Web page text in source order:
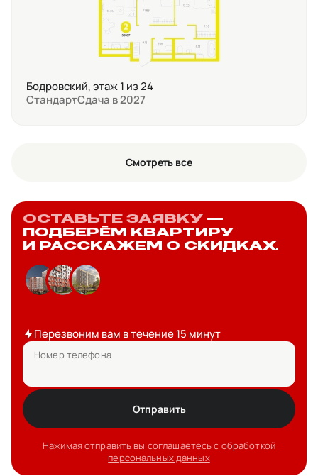
Бодровский, этаж 1 из 24
СтандартСдача в 2027
Смотреть все
ОСТАВЬТЕ ЗАЯВКУ —
ПОДБЕРЁМ КВАРТИРУ
И РАССКАЖЕМ О СКИДКАХ.
Перезвоним вам в течение 15 минут
Номер телефона
Отправить
Нажимая отправить вы соглашаетесь с обработкой
персональных данных